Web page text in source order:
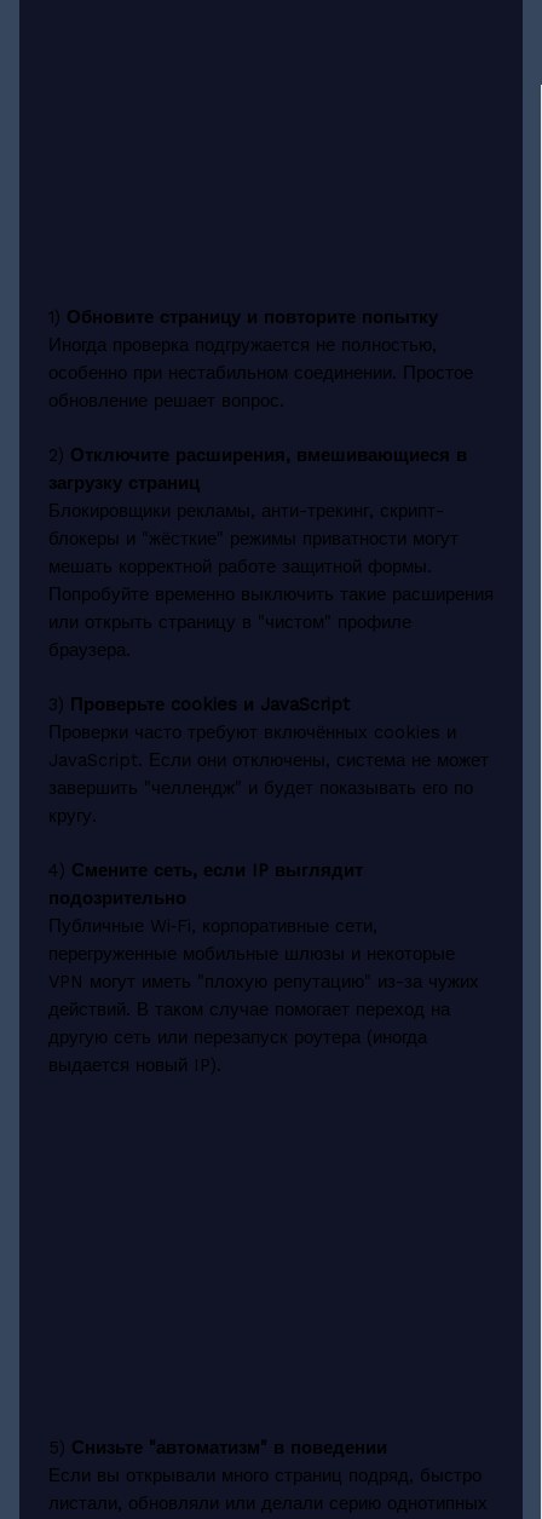
1) Обновите страницу и повторите попытку
Иногда проверка подгружается не полностью,
особенно при нестабильном соединении. Простое
обновление решает вопрос.
2) Отключите расширения, вмешивающиеся в
загрузку страниц
Блокировщики рекламы, анти-трекинг, скрипт-
блокеры и "жёсткие" режимы приватности могут
мешать корректной работе защитной формы.
Попробуйте временно выключить такие расширения
или открыть страницу в "чистом" профиле
браузера.
3) Проверьте cookies и JavaScript
Проверки часто требуют включённых cookies и
JavaScript. Если они отключены, система не может
завершить "челлендж" и будет показывать его по
кругу.
4) Смените сеть, если IP выглядит
подозрительно
Публичные Wi‑Fi, корпоративные сети,
перегруженные мобильные шлюзы и некоторые
VPN могут иметь "плохую репутацию" из-за чужих
действий. В таком случае помогает переход на
другую сеть или перезапуск роутера (иногда
выдается новый IP).
5) Снизьте "автоматизм" в поведении
Если вы открывали много страниц подряд, быстро
листали, обновляли или делали серию однотипных